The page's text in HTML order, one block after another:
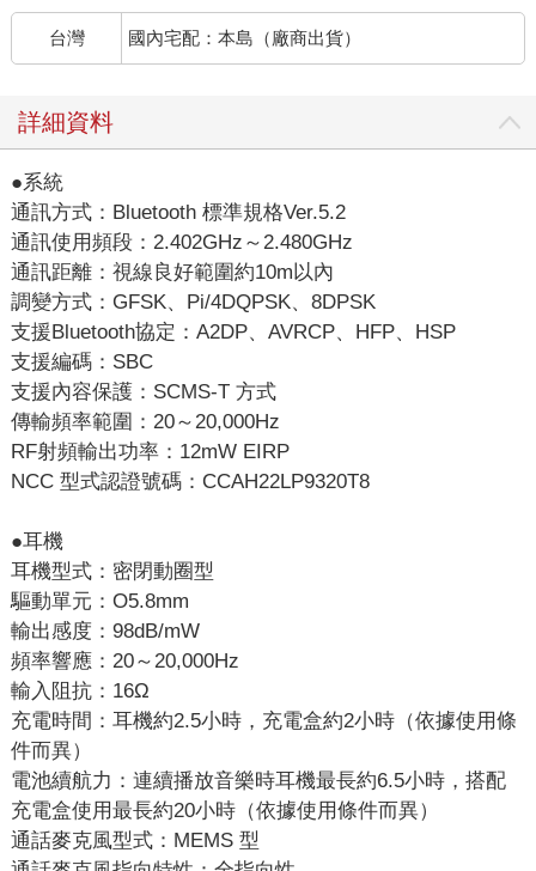
台灣 國內宅配：本島（廠商出貨）
詳細資料
●系統
通訊方式：Bluetooth 標準規格Ver.5.2
通訊使用頻段：2.402GHz～2.480GHz
通訊距離：視線良好範圍約10m以內
調變方式：GFSK、Pi/4DQPSK、8DPSK
支援Bluetooth協定：A2DP、AVRCP、HFP、HSP
支援編碼：SBC
支援內容保護：SCMS-T 方式
傳輸頻率範圍：20～20,000Hz
RF射頻輸出功率：12mW EIRP
NCC 型式認證號碼：CCAH22LP9320T8
●耳機
耳機型式：密閉動圈型
驅動單元：O5.8mm
輸出感度：98dB/mW
頻率響應：20～20,000Hz
輸入阻抗：16Ω
充電時間：耳機約2.5小時，充電盒約2小時（依據使用條
件而異）
電池續航力：連續播放音樂時耳機最長約6.5小時，搭配
充電盒使用最長約20小時（依據使用條件而異）
通話麥克風型式：MEMS 型